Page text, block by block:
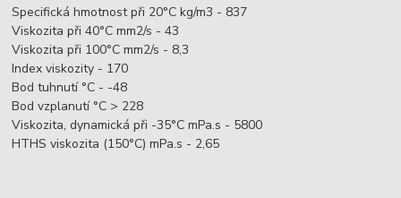
Specifická hmotnost při 20°C kg/m3 - 837
Viskozita při 40°C mm2/s - 43
Viskozita při 100°C mm2/s - 8,3
Index viskozity - 170
Bod tuhnutí °C - -48
Bod vzplanutí °C > 228
Viskozita, dynamická při -35°C mPa.s - 5800
HTHS viskozita (150°C) mPa.s - 2,65